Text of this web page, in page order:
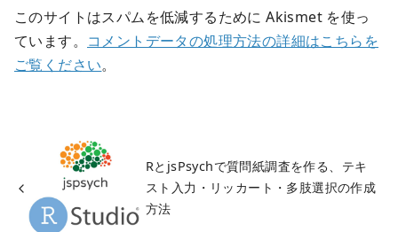
このサイトはスパムを低減するために Akismet を使っ
ています。 コメントデータの処理方法の詳細はこちらを
ご覧ください。
RとjsPsychで質問紙調査を作る、テキ
スト入力・リッカート・多肢選択の作成
方法